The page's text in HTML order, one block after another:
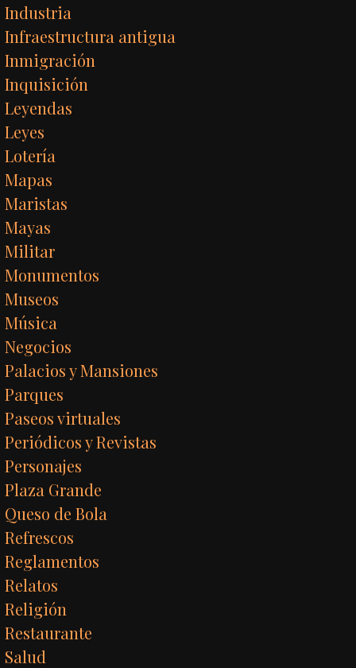
Industria
Infraestructura antigua
Inmigración
Inquisición
Leyendas
Leyes
Lotería
Mapas
Maristas
Mayas
Militar
Monumentos
Museos
Música
Negocios
Palacios y Mansiones
Parques
Paseos virtuales
Periódicos y Revistas
Personajes
Plaza Grande
Queso de Bola
Refrescos
Reglamentos
Relatos
Religión
Restaurante
Salud